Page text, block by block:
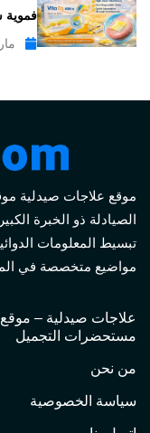
فموية
مارس
موقع علاجات صيدلية
الصيادلة ذو الخبرة
تبسيط المعلومات
مواضيع متخصصة في
علاجات صيدلية –
مستحضرات التجميل
من نحن
سياسة الخصوصية